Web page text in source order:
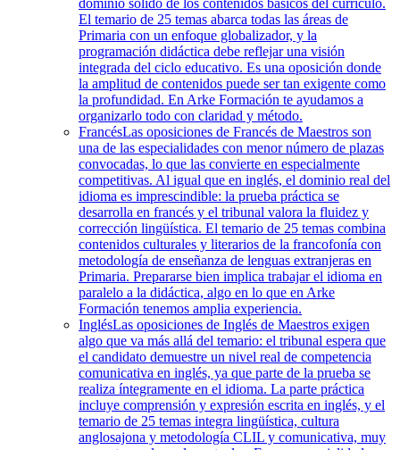
dominio sólido de los contenidos básicos del currículo.
El temario de 25 temas abarca todas las áreas de
Primaria con un enfoque globalizador, y la
programación didáctica debe reflejar una visión
integrada del ciclo educativo. Es una oposición donde
la amplitud de contenidos puede ser tan exigente como
la profundidad. En Arke Formación te ayudamos a
organizarlo todo con claridad y método.
FrancésLas oposiciones de Francés de Maestros son
una de las especialidades con menor número de plazas
convocadas, lo que las convierte en especialmente
competitivas. Al igual que en inglés, el dominio real del
idioma es imprescindible: la prueba práctica se
desarrolla en francés y el tribunal valora la fluidez y
corrección lingüística. El temario de 25 temas combina
contenidos culturales y literarios de la francofonía con
metodología de enseñanza de lenguas extranjeras en
Primaria. Prepararse bien implica trabajar el idioma en
paralelo a la didáctica, algo en lo que en Arke
Formación tenemos amplia experiencia.
InglésLas oposiciones de Inglés de Maestros exigen
algo que va más allá del temario: el tribunal espera que
el candidato demuestre un nivel real de competencia
comunicativa en inglés, ya que parte de la prueba se
realiza íntegramente en el idioma. La parte práctica
incluye comprensión y expresión escrita en inglés, y el
temario de 25 temas integra lingüística, cultura
anglosajona y metodología CLIL y comunicativa, muy